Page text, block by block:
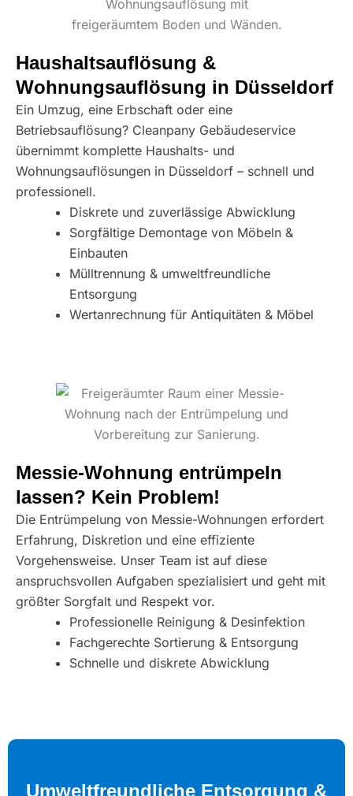
Haushaltsauflösung &
Wohnungsauflösung in Düsseldorf
Ein Umzug, eine Erbschaft oder eine
Betriebsauflösung? Cleanpany Gebäudeservice
übernimmt komplette Haushalts- und
Wohnungsauflösungen in Düsseldorf – schnell und
professionell.
Diskrete und zuverlässige Abwicklung
Sorgfältige Demontage von Möbeln &
Einbauten
Mülltrennung & umweltfreundliche
Entsorgung
Wertanrechnung für Antiquitäten & Möbel
Messie-Wohnung entrümpeln
lassen? Kein Problem!
Die Entrümpelung von Messie-Wohnungen erfordert
Erfahrung, Diskretion und eine effiziente
Vorgehensweise. Unser Team ist auf diese
anspruchsvollen Aufgaben spezialisiert und geht mit
größter Sorgfalt und Respekt vor.
Professionelle Reinigung & Desinfektion
Fachgerechte Sortierung & Entsorgung
Schnelle und diskrete Abwicklung
Umweltfreundliche Entsorgung &